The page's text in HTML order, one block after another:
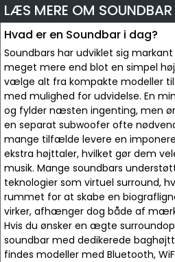
LÆS MERE OM
Hvad er en Soundbar i dag?
Soundbars har udviklet sig
meget mere end blot en simpel
vælge alt fra kompakte modeller
med mulighed for udvidelse. En
og fylder næsten ingenting, men
en separat subwoofer ofte
mange tilfælde levere en
ekstra højttaler, hvilket gør dem
musik. Mange soundbars
teknologier som virtuel surround,
rummet for at skabe en
virker, afhænger dog både af
Hvis du ønsker en ægte
soundbar med dedikerede
findes modeller med Bluetooth,